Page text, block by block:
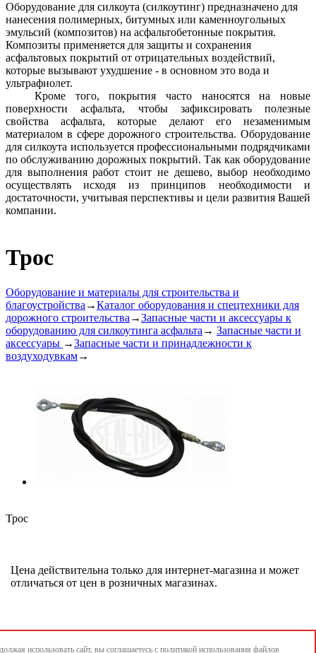
Оборудование для силкоута (силкоутинг) предназначено для
нанесения полимерных, битумных или каменноугольных
эмульсий (композитов) на асфальтобетонные покрытия.
Композиты применяется для защиты и сохранения
асфальтовых покрытий от отрицательных воздействий,
которые вызывают ухудшение - в основном это вода и
ультрафиолет.
Кроме того, покрытия часто наносятся на новые
поверхности асфальта, чтобы зафиксировать полезные
свойства асфальта, которые делают его незаменимым
материалом в сфере дорожного строительства. Оборудование
для силкоута используется профессиональными подрядчиками
по обслуживанию дорожных покрытий. Так как оборудование
для выполнения работ стоит не дешево, выбор необходимо
осуществлять исходя из принципов необходимости и
достаточности, учитывая перспективы и цели развития Вашей
компании.
Трос
Оборудование и материалы для строительства и
благоустройства →Каталог оборудования и спецтехники для
дорожного строительства →Запасные части и аксессуары к
оборудованию для силкоутинга асфальта → Запасные части и
аксессуары →Запасные части и принадлежности к
воздуходувкам→
Трос
Цена действительна только для интернет-магазина и может
отличаться от цен в розничных магазинах.
использовать сайт, вы соглашаетесь с политикой использования файлов